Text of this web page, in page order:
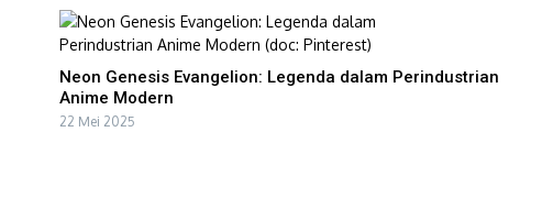
Neon Genesis Evangelion: Legenda dalam Perindustrian
Anime Modern
22 Mei 2025